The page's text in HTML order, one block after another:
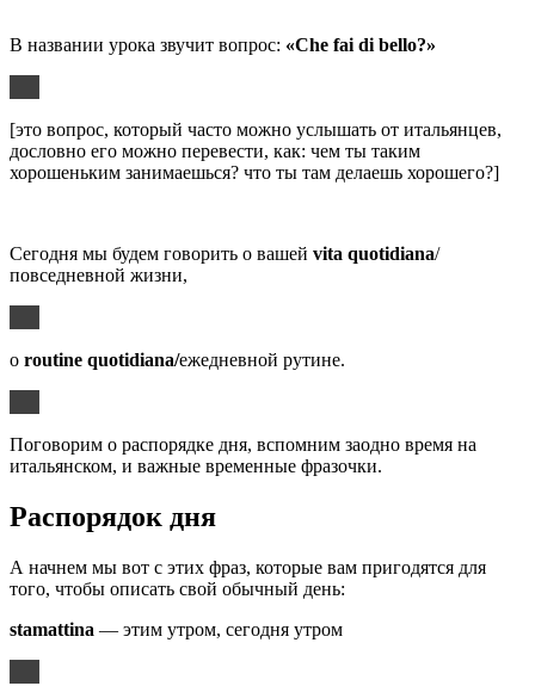
В названии урока звучит вопрос: «Che fai di bello?»
[это вопрос, который часто можно услышать от итальянцев,
дословно его можно перевести, как: чем ты таким
хорошеньким занимаешься? что ты там делаешь хорошего?]
Сегодня мы будем говорить о вашей vita quotidiana/
повседневной жизни,
о routine quotidiana/ежедневной рутине.
Поговорим о распорядке дня, вспомним заодно время на
итальянском, и важные временные фразочки.
Распорядок дня
А начнем мы вот с этих фраз, которые вам пригодятся для
того, чтобы описать свой обычный день:
stamattina — этим утром, сегодня утром